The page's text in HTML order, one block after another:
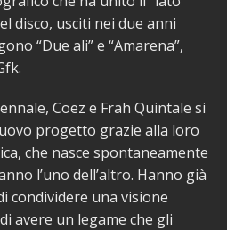
disco, usciti nei due anni
“Due ali” e “Amarena”,
Coez e Frah Quintale si
progetto grazie alla loro
che nasce spontaneamente
l’uno dell’altro. Hanno già
condividere una visione
avere un legame che gli